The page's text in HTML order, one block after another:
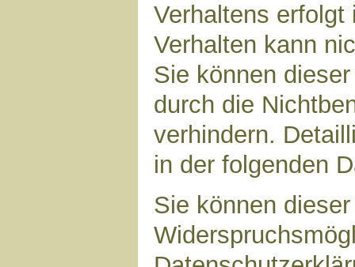
Verhaltens
Verhalten kann
Sie können
durch die
verhindern.
in der folgenden
Sie können